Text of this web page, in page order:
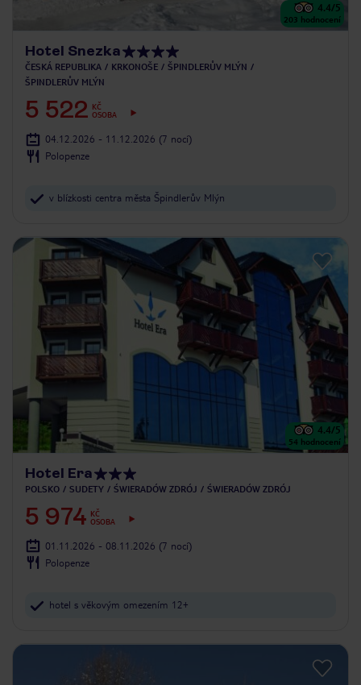
4.4/5
203 hodnocení
Hotel Snezka
ČESKÁ REPUBLIKA KRKONOŠE
ŠPINDLERŮV MLÝN
ŠPINDLERŮV MLÝN
5 522 KČ
OSOBA
04.12.2026 - 11.12.2026 (7 nocí)
Polopenze
v blízkosti centra města Špindlerův Mlýn
4.4/5
54 hodnocení
Hotel Era
POLSKO SUDETY ŚWIERADÓW ZDRÓJ ŚWIERADÓW ZDRÓJ
5 974 KČ
OSOBA
01.11.2026 - 08.11.2026 (7 nocí)
Polopenze
hotel s věkovým omezením 12+